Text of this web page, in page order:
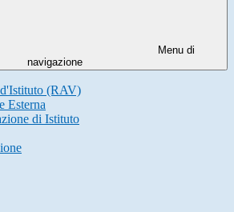
Menu di
navigazione
(RAV)
Esterna
di Istituto